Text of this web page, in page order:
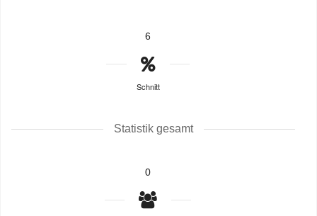
6
Schnitt
Statistik gesamt
0